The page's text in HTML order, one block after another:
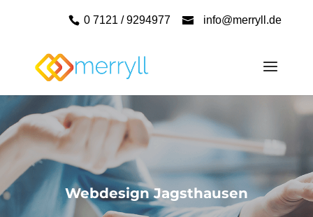
0 7121 / 9294977 info@merryll.de
Webdesign Jagsthausen